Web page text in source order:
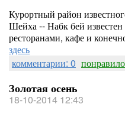
Курортный район
Шейха -- Набк бей
ресторанами, кафе и
здесь
комментарии: 0
Золотая осень
18-10-2014 12:43